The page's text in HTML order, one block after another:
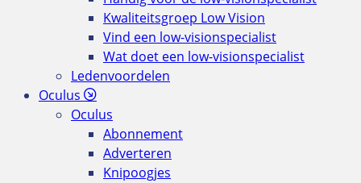
Kwaliteitsgroep Low Vision
Vind een low-visionspecialist
Wat doet een low-visionspecialist
Ledenvoordelen
Oculus
Oculus
Abonnement
Adverteren
Knipoogjes